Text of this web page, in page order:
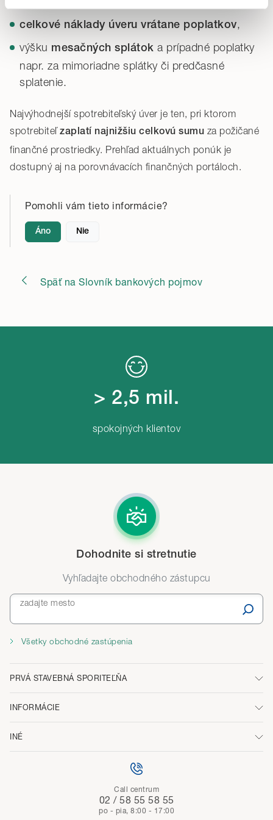
Svoje voľby môžete kedykoľvek zmeniť v časti
Detailné informácie o cookies nájdete tu.
ročnú percentuálnu mieru nákladov (RPMN)
celkové náklady úveru vrátane poplatkov,
výšku mesačných splátok a prípadné poplatky
napr. za mimoriadne splátky či predčasné
splatenie.
Najvýhodnejší spotrebiteľský úver je ten, pri ktorom
spotrebiteľzaplatí najnižšiu celkovú sumu za požičané
finančné prostriedky. Prehľad aktuálnych ponúk je
dostupný aj na porovnávacích finančných portáloch.
Pomohli vám tieto informácie?
Áno Nie
Späť na Slovník bankových pojmov
> 2,5 mil.
spokojných klientov
Dohodnite si stretnutie
Vyhľadajte obchodného zástupcu
zadajte mesto
Všetky obchodné zastúpenia
PRVÁ STAVEBNÁ SPORITEĽŇA
INFORMÁCIE
INÉ
Call centrum
02 / 58 55 58 55
po - pia, 8:00 - 17:00